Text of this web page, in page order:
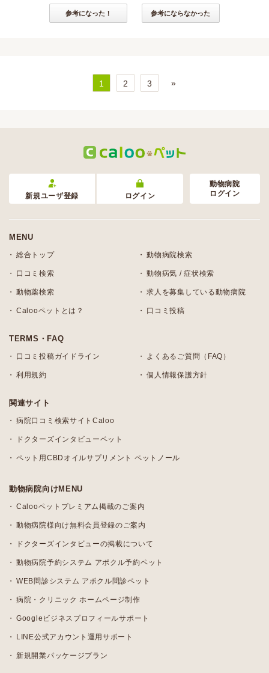
参考になった！ 参考にならなかった
1 2 3 »
新規ユーザ登録 ログイン
動物病院
ログイン
MENU
総合トップ 動物病院検索
口コミ検索 動物病気 / 症状検索
動物薬検索 求人を募集している動物病院
Calooペットとは？ 口コミ投稿
TERMS・FAQ
口コミ投稿ガイドライン よくあるご質問（FAQ）
利用規約 個人情報保護方針
関連サイト
病院口コミ検索サイトCaloo
ドクターズインタビューペット
ペット用CBDオイルサプリメント ペットノール
動物病院向けMENU
Calooペットプレミアム掲載のご案内
動物病院様向け無料会員登録のご案内
ドクターズインタビューの掲載について
動物病院予約システム アポクル予約ペット
WEB問診システム アポクル問診ペット
病院・クリニック ホームページ制作
Googleビジネスプロフィールサポート
LINE公式アカウント運用サポート
新規開業パッケージプラン